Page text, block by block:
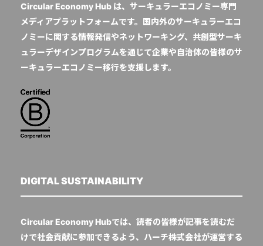
Circular Economy Hub は、サーキュラーエコノミー専門
メディアプラットフォームです。国内外のサーキュラーエコ
ノミーに関する情報発信やネットワーキング、共創型サーキ
ュラーデザインプログラムを通じて企業や自治体の皆様のサ
ーキュラーエコノミー移行を支援します。
DIGITAL SUSTAINABILITY
Circular Economy Hubでは、読者の皆様が記事を読むだ
けで社会貢献に参加できるよう、ハーチ株式会社が運営する